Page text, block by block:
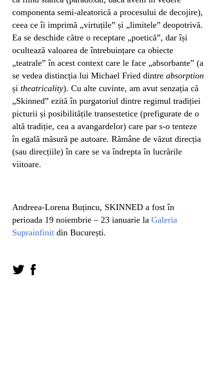
componenta semi-aleatorică a procesului de decojire),
ceea ce îi imprimă „virtuțile” și „limitele” deopotrivă.
Ea se deschide către o receptare „poetică”, dar își
ocultează valoarea de întrebuințare ca obiecte
„teatrale” în acest context care le face „absorbante” (a
se vedea distincția lui Michael Fried dintre absorption
și theatricality). Cu alte cuvinte, am avut senzația că
„Skinned” ezită în purgatoriul dintre regimul tradiției
picturii și posibilitățile transestetice (prefigurate de o
altă tradiție, cea a avangardelor) care par s-o tenteze
în egală măsură pe autoare. Rămâne de văzut direcția
(sau direcțiile) în care se va îndrepta în lucrările
viitoare.
Andreea-Lorena Buțincu, SKINNED a fost în
perioada 19 noiembrie – 23 ianuarie la Galeria
Suprainfinit din București.